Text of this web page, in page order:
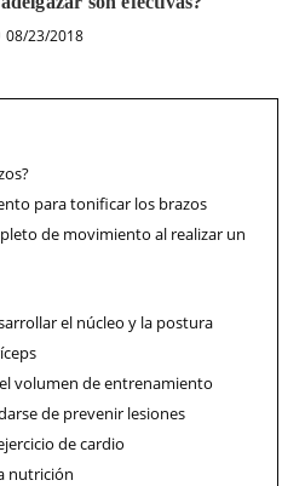
08/23/2018
para tonificar los brazos
de movimiento al realizar un
el núcleo y la postura
volumen de entrenamiento
de prevenir lesiones
de cardio
nutrición